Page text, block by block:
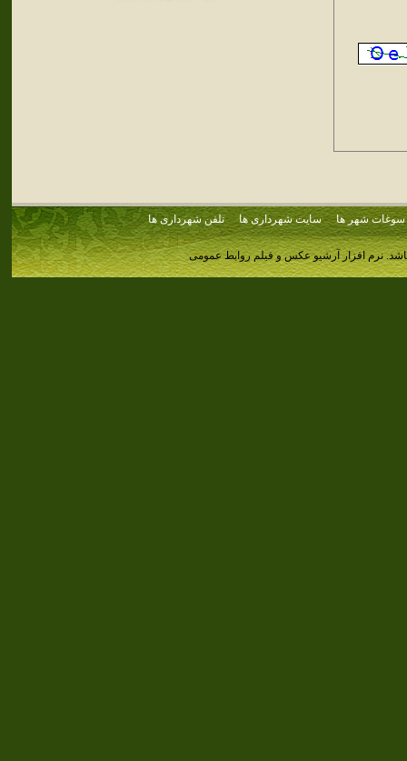
سوغات شهر ها سایت شهرداری ها تلفن شهرداری ها
نرم افزار آرشیو عکس و فیلم روابط عمومی